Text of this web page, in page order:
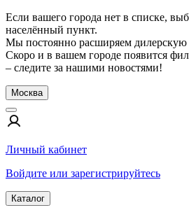
Если вашего города нет в списке,
населённый пункт.
Мы постоянно расширяем дилерскую
Скоро и в вашем городе появится
– следите за нашими новостями!
Москва
Личный кабинет
Войдите или зарегистрируйтесь
Каталог